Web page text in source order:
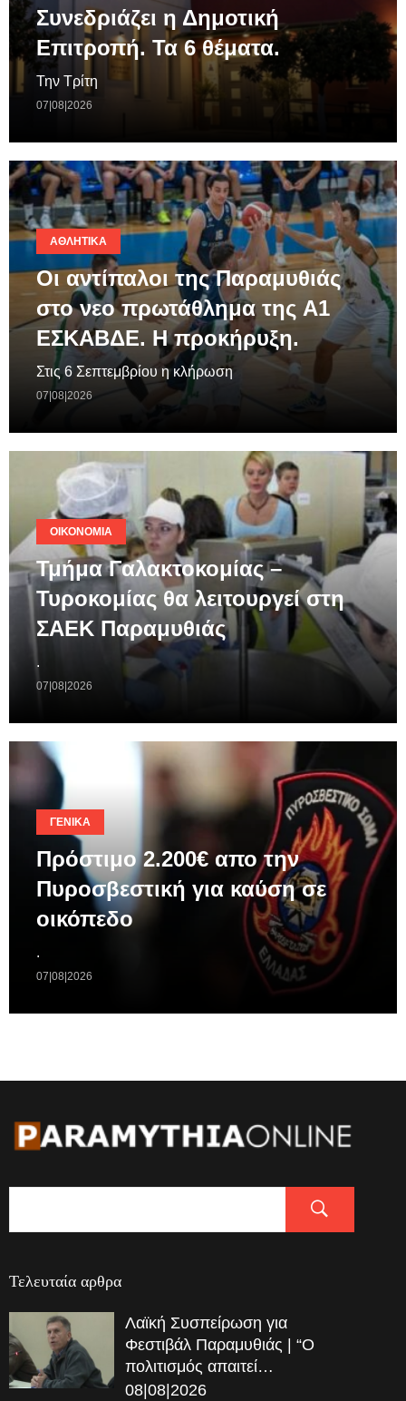
Συνεδριάζει η Δημοτική
Επιτροπή. Τα 6 θέματα.
Την Τρίτη
07|08|2026
ΑΘΛΗΤΙΚΆ
Οι αντίπαλοι της Παραμυθιάς
στο νεο πρωτάθλημα της A1
ΕΣΚΑΒΔΕ. Η προκήρυξη.
Στις 6 Σεπτεμβρίου η κλήρωση
07|08|2026
ΟΙΚΟΝΟΜΊΑ
Τμήμα Γαλακτοκομίας –
Τυροκομίας θα λειτουργεί στη
ΣΑΕΚ Παραμυθιάς
.
07|08|2026
ΓΕΝΙΚΆ
Πρόστιμο 2.200€ απο την
Πυροσβεστική για καύση σε
οικόπεδο
.
07|08|2026
Τελευταία αρθρα
Λαϊκή Συσπείρωση για
Φεστιβάλ Παραμυθιάς | “Ο
πολιτισμός απαιτεί…
08|08|2026